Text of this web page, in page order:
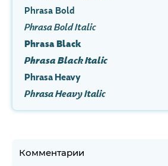
Phrasa Bold
Phrasa Bold Italic
Phrasa Black
Phrasa Black Italic
Phrasa Heavy
Phrasa Heavy Italic
Комментарии